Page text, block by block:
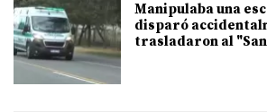
Manipulaba una
disparó
trasladaron al "San